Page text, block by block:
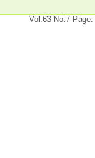
Vol.63 No.7